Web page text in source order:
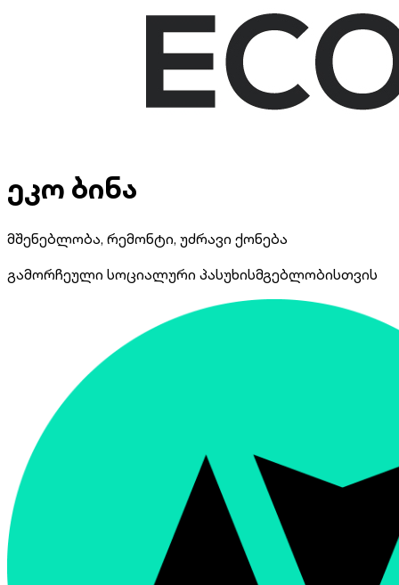
ეკო ბინა
მშენებლობა, რემონტი, უძრავი ქონება
გამორჩეული სოციალური პასუხისმგებლობისთვის